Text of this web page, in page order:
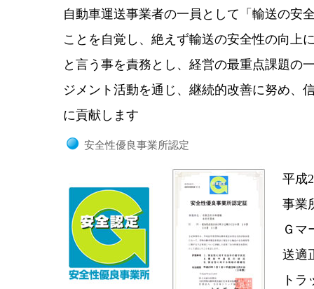
自動車運送事業者の一員として「輸送の安
ことを自覚し、絶えず輸送の安全性の向上
と言う事を責務とし、経営の最重点課題の
ジメント活動を通じ、継続的改善に努め、
に貢献します
安全性優良事業所認定
平成
事業
Ｇマ
送適
トラ